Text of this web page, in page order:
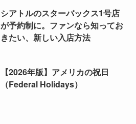
シアトルのスターバックス1号店
が予約制に。ファンなら知ってお
きたい、新しい入店方法
【2026年版】アメリカの祝日
（Federal Holidays）